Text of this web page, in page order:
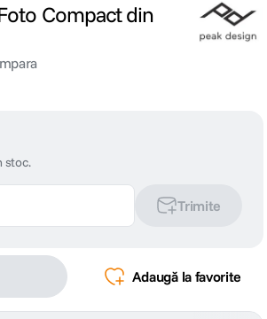
Compact din
stoc.
Trimite
Adaugă la favorite